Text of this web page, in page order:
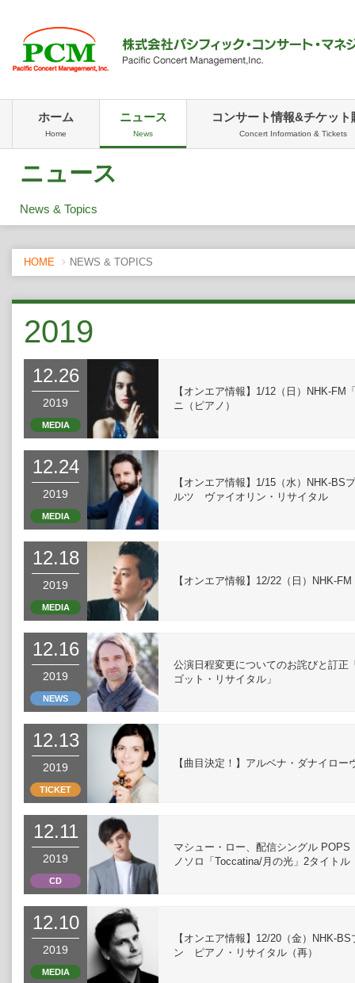
ホーム
Home
ニュース
News
コンサート情報&チケット
Concert Information & Tickets
ニュース
News & Topics
HOME NEWS & TOPICS
2019
12.26
2019
MEDIA
【オンエア情報】1/12（日）NHK-
ニ（ピアノ）
12.24
2019
MEDIA
【オンエア情報】1/15（水）NHK-BS
ルツ ヴァイオリン・リサイタル
12.18
2019
MEDIA
【オンエア情報】12/22（日）NHK-
12.16
2019
NEWS
公演日程変更についてのお詫びと訂
ゴット・リサイタル」
12.13
2019
TICKET
【曲目決定！】アルベナ・ダナイロ
12.11
2019
CD
マシュー・ロー、配信シングル
ノソロ「Toccatina/月の光」2タイトル
12.10
2019
MEDIA
【オンエア情報】12/20（金）NHK-
ン ピアノ・リサイタル（再）